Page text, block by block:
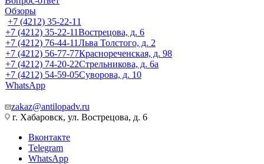
Обзоры
+7 (4212) 35-22-11
+7 (4212) 35-22-11Вострецова, д. 6
+7 (4212) 76-44-11Льва Толстого, д. 2
+7 (4212) 56-77-77Краснореченская, д. 98
+7 (4212) 74-20-22Стрельникова, д. 6а
+7 (4212) 54-59-05Суворова, д. 10
WhatsApp
zakaz@antilopadv.ru
г. Хабаровск, ул. Вострецова, д. 6
Вконтакте
Telegram
WhatsApp